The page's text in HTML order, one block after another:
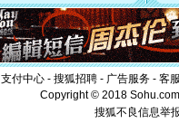
起；二是
离。水晶
[元旦]当
泣，这痛
卖了。水
[春节] 风
颜！冬去
道一声平
支付中心 - 搜狐招聘 - 广告服务 - 客
Copyright © 2018
搜狐不良信息举